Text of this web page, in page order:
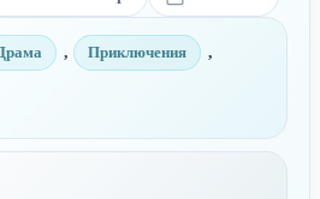
, Приключения ,